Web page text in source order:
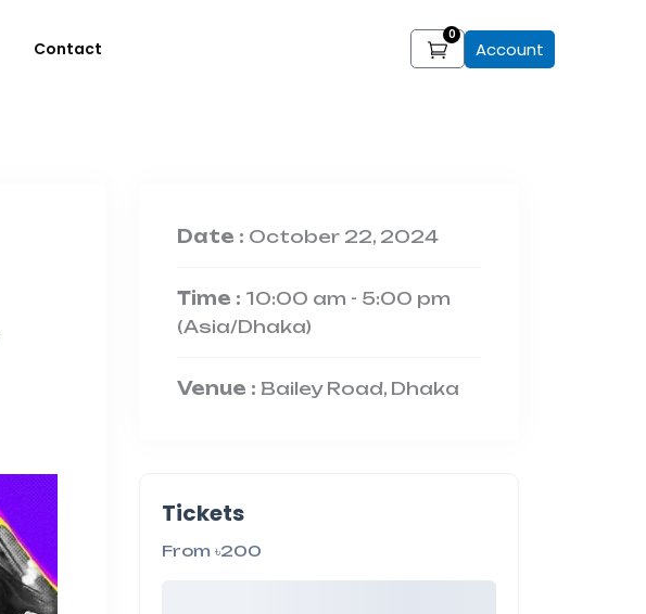
Contact
0
Cart Account
Date : October 22, 2024
Time : 10:00 am - 5:00 pm
(Asia/Dhaka)
Venue : Bailey Road, Dhaka
Tickets
From ৳200